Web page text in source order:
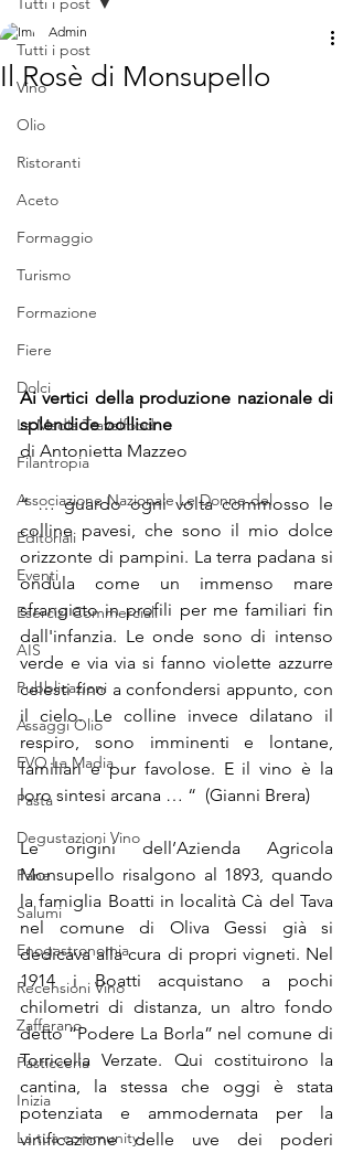
Tutti i post
Vino
Olio
Ristoranti
Aceto
Formaggio
Turismo
Formazione
Fiere
Dolci
La Madia Travelfood
Filantropia
Associazione Nazionale Le Donne del
Editoriali
Eventi
Esercizi Commerciali
AIS
Pubblicazioni
Assaggi Olio
EVO La Madia
Pasta
Degustazioni Vino
Pane
Salumi
Enogastronomia
Recensioni Vino
Zafferano
Pasticceria
Inizia
La tua community
Il Rosè di Monsupello
Admin
Ai vertici della produzione nazionale di
splendide bollicine
di Antonietta Mazzeo
“ … guardo ogni volta commosso le
colline pavesi, che sono il mio dolce
orizzonte di pampini. La terra padana si
ondula come un immenso mare
sfrangiato in profili per me familiari fin
dall'infanzia. Le onde sono di intenso
verde e via via si fanno violette azzurre
celesti fino a confondersi appunto, con
il cielo. Le colline invece dilatano il
respiro, sono imminenti e lontane,
familiari e pur favolose. E il vino è la
loro sintesi arcana … “  (Gianni Brera)
Le origini dell’Azienda Agricola
Monsupello risalgono al 1893, quando
la famiglia Boatti in località Cà del Tava
nel comune di Oliva Gessi già si
dedicava alla cura di propri vigneti. Nel
1914 i Boatti acquistano a pochi
chilometri di distanza, un altro fondo
detto “Podere La Borla” nel comune di
Torricella Verzate. Qui costituirono la
cantina, la stessa che oggi è stata
potenziata e ammodernata per la
vinificazione delle uve dei poderi